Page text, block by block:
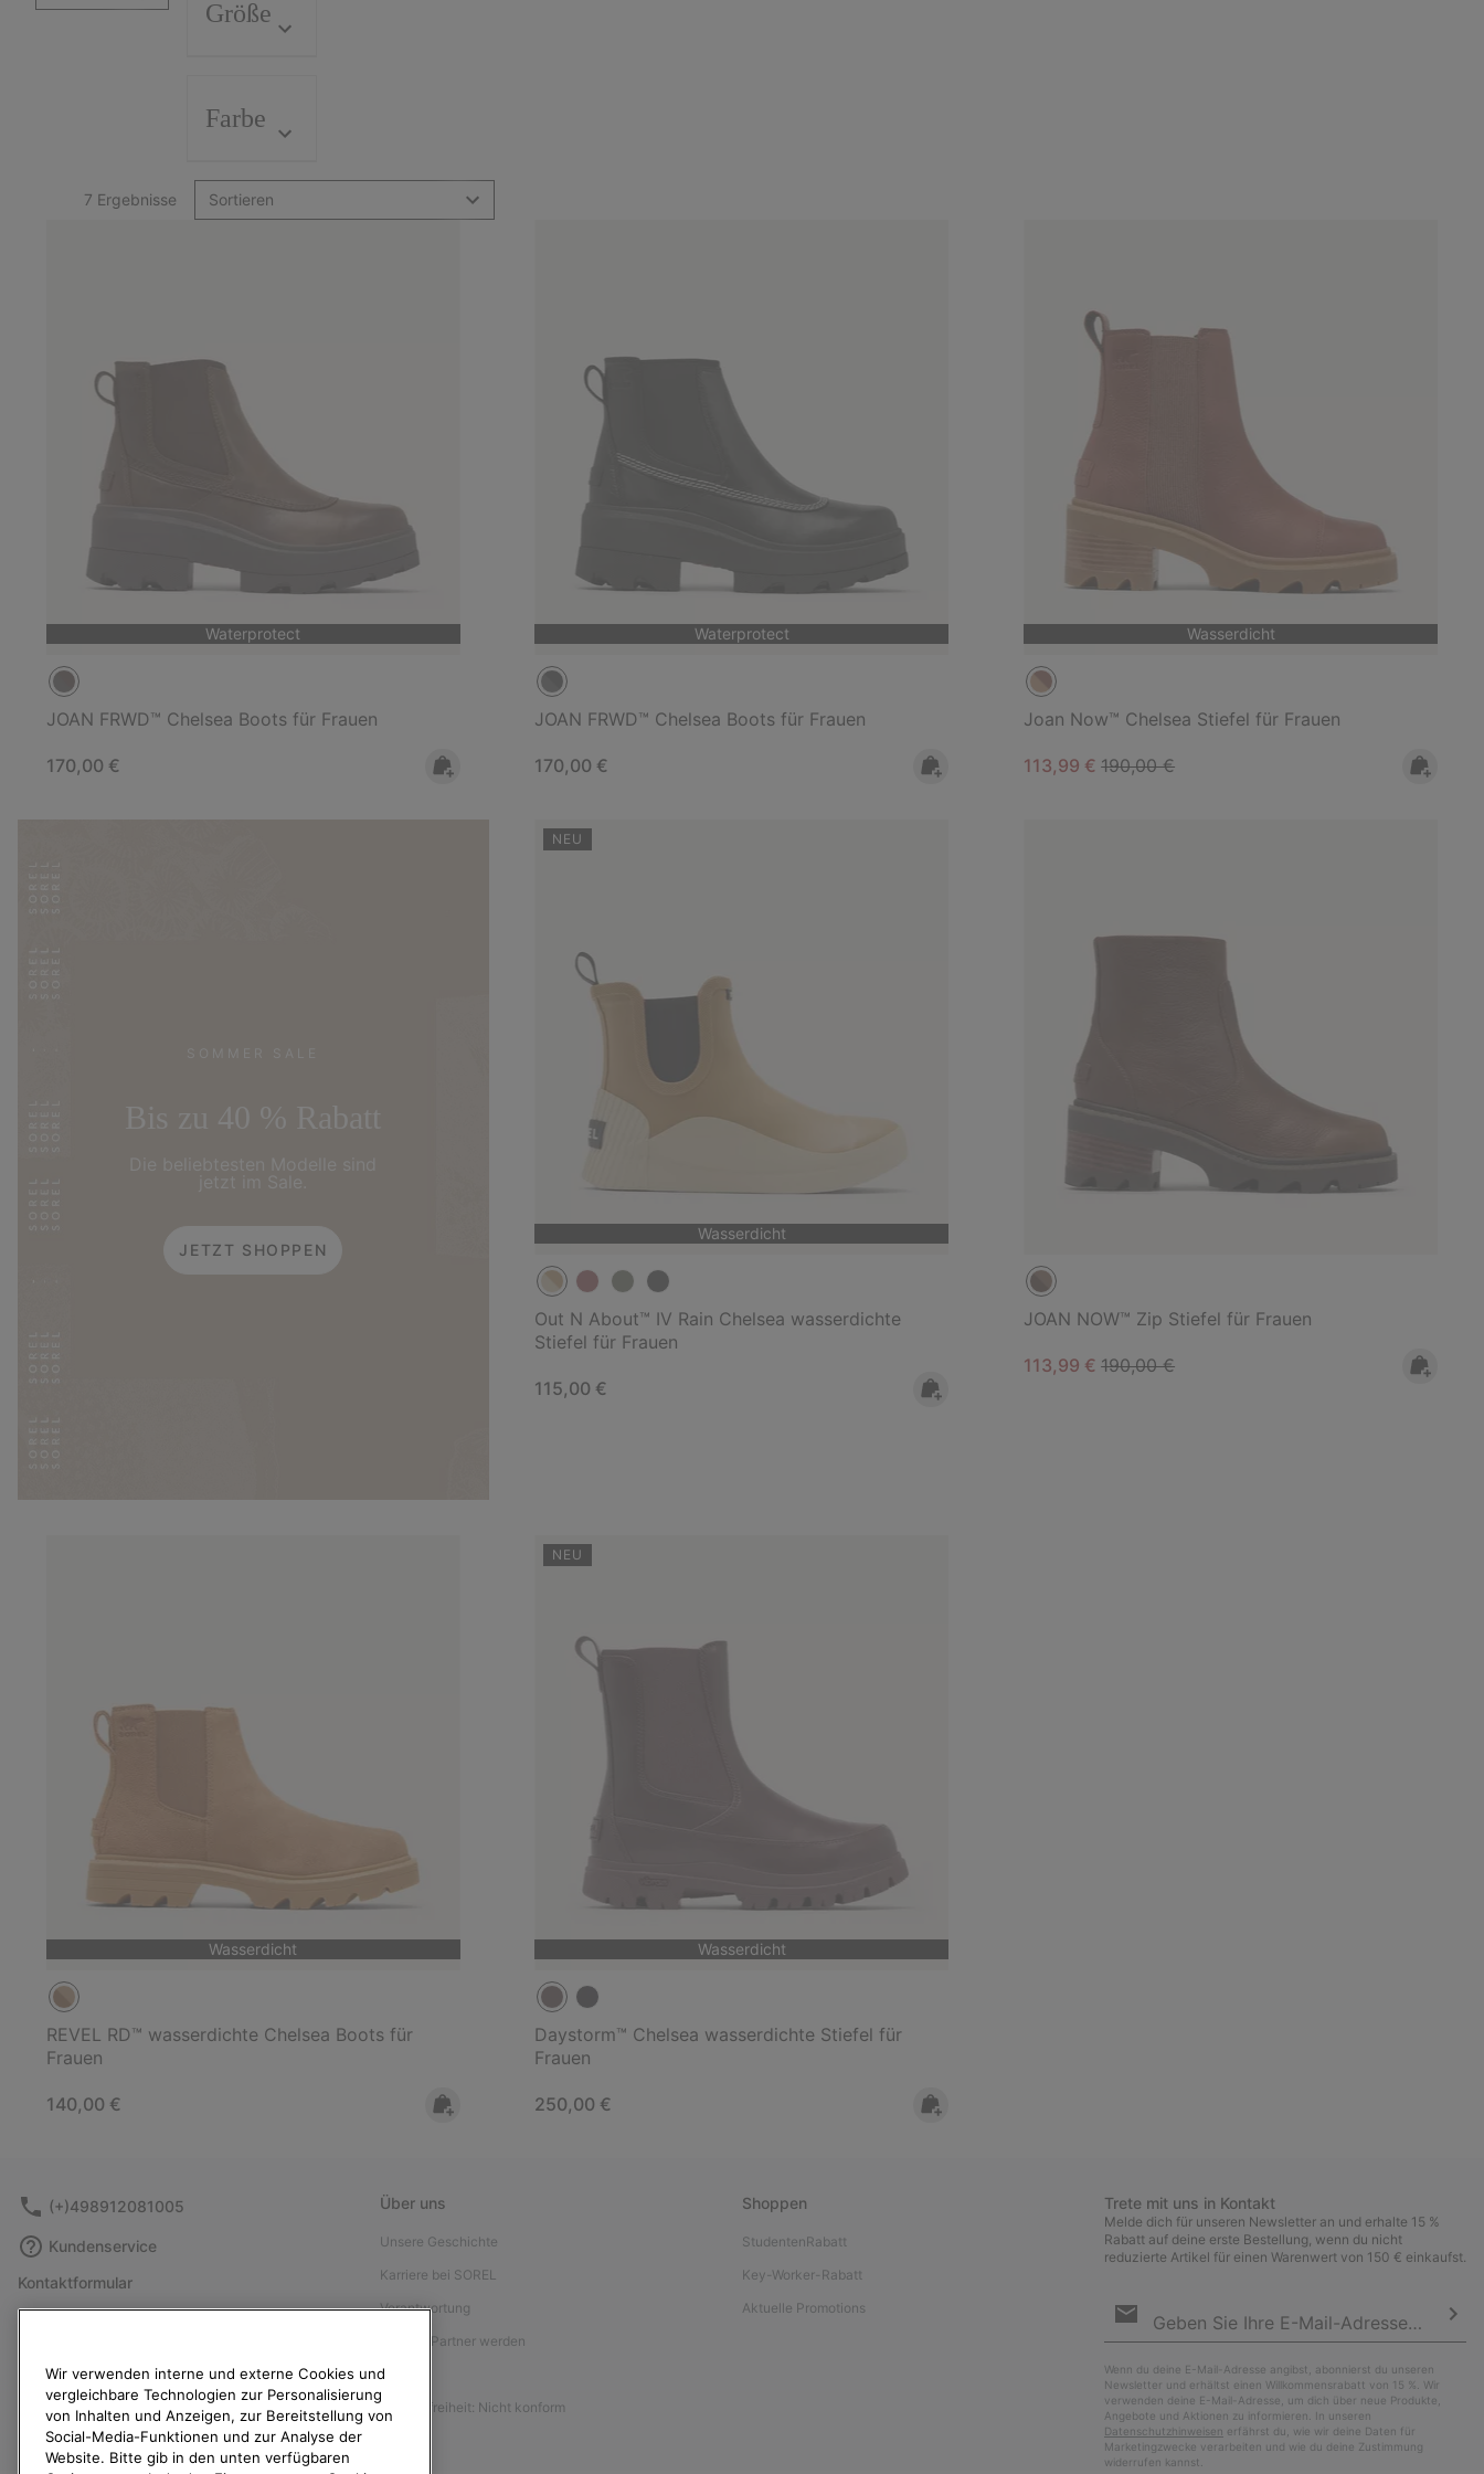
Größe
Farbe
7 Ergebnisse Sortieren
Waterprotect
JOAN FRWD™ Chelsea Boots für Frauen
Regular price:
170,00 €
Waterprotect
JOAN FRWD™ Chelsea Boots für Frauen
Regular price:
170,00 €
Wasserdicht
Joan Now™ Chelsea Stiefel für Frauen
Sale price:
113,99 €Regular price:
190,00 €
JETZT SHOPPEN
NEU
Wasserdicht
Out N About™ IV Rain Chelsea wasserdichte
Stiefel für Frauen
Regular price:
115,00 €
JOAN NOW™ Zip Stiefel für Frauen
Sale price:
113,99 €Regular price:
190,00 €
Wasserdicht
REVEL RD™ wasserdichte Chelsea Boots für
Frauen
Regular price:
140,00 €
NEU
Wasserdicht
Daystorm™ Chelsea wasserdichte Stiefel für
Frauen
Regular price:
250,00 €
(+)498912081005
Kundenservice
Kontaktformular
Größentabelle
Rücksendungen
Vom Kaufvertrag zurücktreten
Bestellstatus
Über uns
Unsere Geschichte
Karriere bei SOREL
Verantwortung
Affiliate Partner werden
Presse
Barrierefreiheit: Nicht konform
Shoppen
StudentenRabatt
Key-Worker-Rabatt
Aktuelle Promotions
Trete mit uns in Kontakt
Melde dich für unseren Newsletter an und erhalte 15 %
Rabatt auf deine erste Bestellung, wenn du nicht
reduzierte Artikel für einen Warenwert von 150 € einkaufst.
Anmeldung
Wenn du deine E-Mail-Adresse angibst, abonnierst du unseren
Newsletter und erhältst einen Willkommensrabatt von 15 %. Wir
verwenden deine E-Mail-Adresse, um dich über neue Produkte,
Angebote und Aktionen zu informieren. In unseren
Datenschutzhinweisen erfährst du, wie wir deine Daten für
Marketingzwecke verarbeiten und wie du deine Zustimmung
widerrufen kannst.
Wir verwenden interne und externe Cookies und
vergleichbare Technologien zur Personalisierung
von Inhalten und Anzeigen, zur Bereitstellung von
Social-Media-Funktionen und zur Analyse der
Website. Bitte gib in den unten verfügbaren